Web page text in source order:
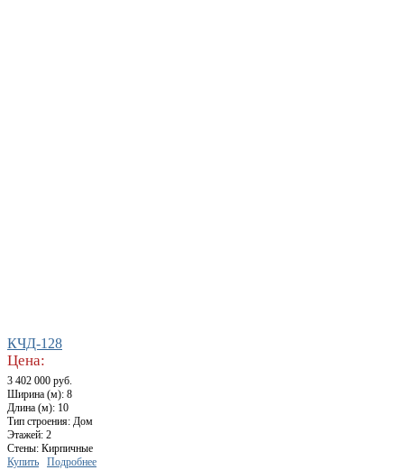
КЧД-128
Цена:
3 402 000 руб.
Ширина (м): 8
Длина (м): 10
Тип строения: Дом
Этажей: 2
Стены: Кирпичные
Купить
Подробнее